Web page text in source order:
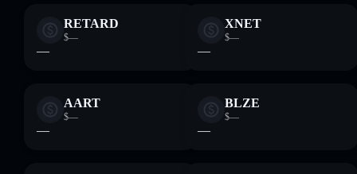
RETARD
$—
—
XNET
$—
—
AART
$—
—
BLZE
$—
—